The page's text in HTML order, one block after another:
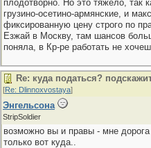
плодотворно. Но это тяжело, так
грузино-осетино-армянские, и
фиксированную цену строго по
Езжай в Москву, там шансов
поняла, в Кр-ре работать не
Re: куда податься?
[Re: Dlinnoxvostaya]
Энгельсона
StripSoldier
возможно вы и правы - мне дорога
только вот куда..